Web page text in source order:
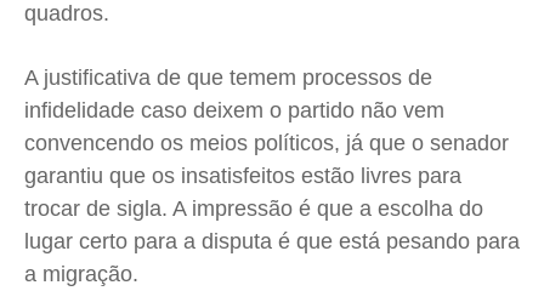
quadros.
A justificativa de que temem processos de
infidelidade caso deixem o partido não vem
convencendo os meios políticos, já que o senador
garantiu que os insatisfeitos estão livres para
trocar de sigla. A impressão é que a escolha do
lugar certo para a disputa é que está pesando para
a migração.